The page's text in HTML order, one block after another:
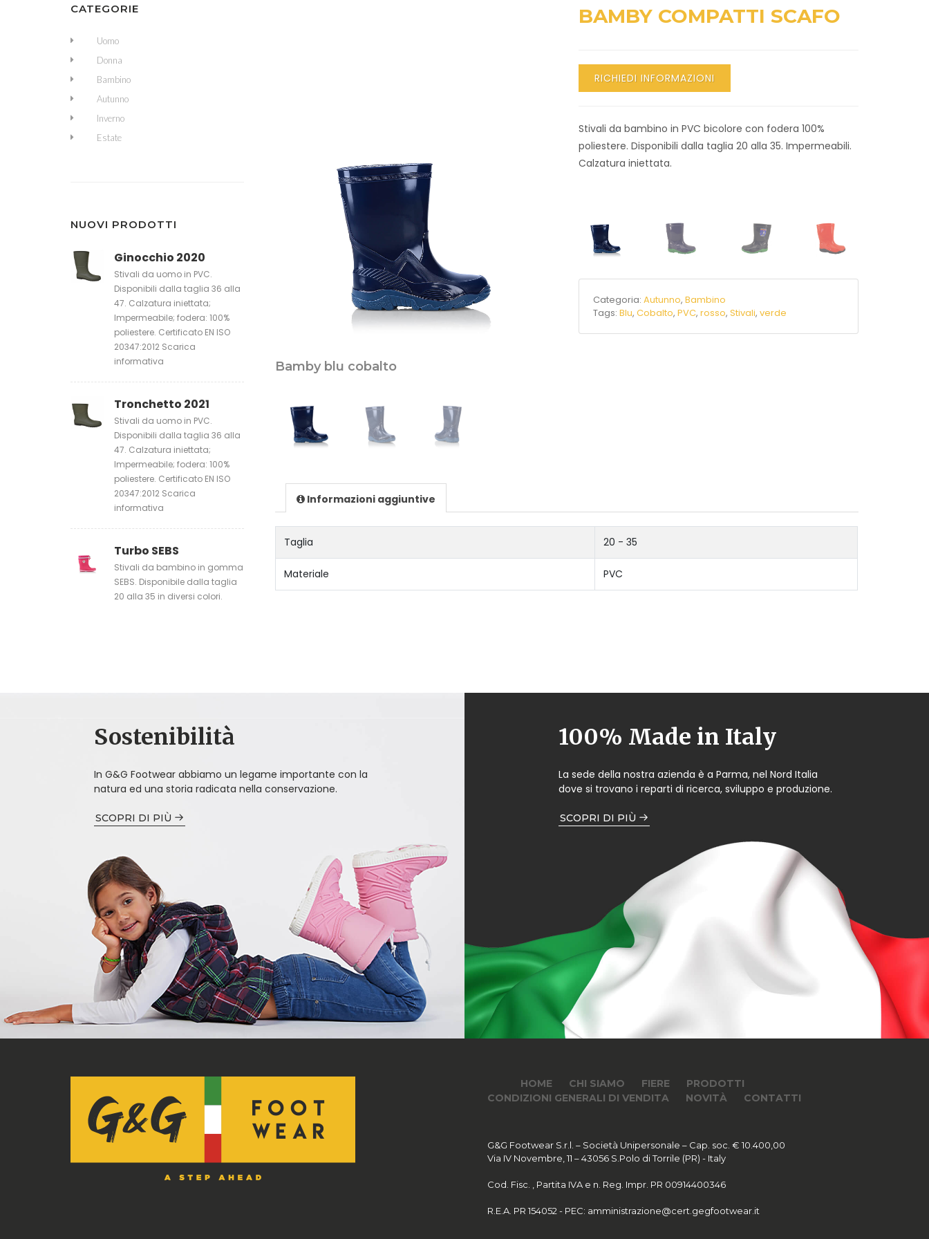
Bamby blu cobalto
BAMBY COMPATTI SCAFO
RICHIEDI INFORMAZIONI
Stivali da bambino in PVC bicolore con fodera 100%
poliestere. Disponibili dalla taglia 20 alla 35. Impermeabili.
Calzatura iniettata.
Categoria:Autunno,Bambino
Tags:Blu,Cobalto,PVC,rosso,Stivali,verde
Informazioni aggiuntive
Taglia 20 - 35
Materiale PVC
CATEGORIE
Uomo
Donna
Bambino
Autunno
Inverno
Estate
NUOVI PRODOTTI
Ginocchio 2020
Stivali da uomo in PVC.
Disponibili dalla taglia 36 alla
47. Calzatura iniettata;
Impermeabile; fodera: 100%
poliestere. Certificato EN ISO
20347:2012 Scarica
informativa
Tronchetto 2021
Stivali da uomo in PVC.
Disponibili dalla taglia 36 alla
47. Calzatura iniettata;
Impermeabile; fodera: 100%
poliestere. Certificato EN ISO
20347:2012 Scarica
informativa
Turbo SEBS
Stivali da bambino in gomma
SEBS. Disponibile dalla taglia
20 alla 35 in diversi colori.
Sostenibilità
In G&G Footwear abbiamo un legame importante con la
natura ed una storia radicata nella conservazione.
SCOPRI DI PIÙ
100% Made in Italy
La sede della nostra azienda è a Parma, nel Nord Italia
dove si trovano i reparti di ricerca, sviluppo e produzione.
SCOPRI DI PIÙ
HOME CHI SIAMO FIERE
PRODOTTI
CONDIZIONI GENERALI DI VENDITA
NOVITÀ CONTATTI
G&G Footwear S.r.l. – Società Unipersonale – Cap. soc. € 10.400,00
Via IV Novembre, 11 – 43056 S.Polo di Torrile (PR) - Italy
Cod. Fisc. , Partita IVA e n. Reg. Impr. PR 00914400346
R.E.A. PR 154052 - PEC: amministrazione@cert.gegfootwear.it